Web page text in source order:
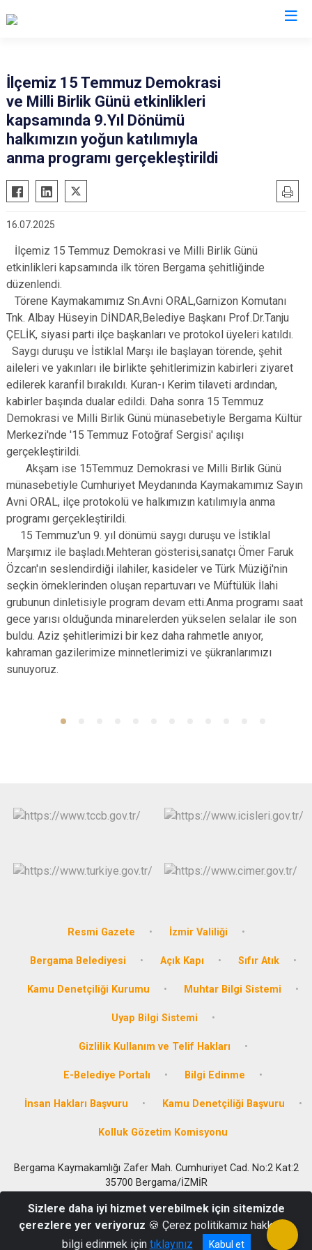
Aliağa
Balçova
Bayındır
Beydağ
Bornova
Çeşme
Çiğli
Dikili
Foça
Gaziemir
Güzelbahçe
Kiraz
Menderes
Ödemiş
Urla
Karabağlar
İlçemiz 15 Temmuz Demokrasi
ve Milli Birlik Günü etkinlikleri
kapsamında 9.Yıl Dönümü
halkımızın yoğun katılımıyla
anma programı gerçekleştirildi
16.07.2025
İlçemiz 15 Temmuz Demokrasi ve Milli Birlik Günü
etkinlikleri kapsamında ilk tören Bergama şehitliğinde
düzenlendi.
Törene Kaymakamımız Sn.Avni ORAL,Garnizon Komutanı
Tnk. Albay Hüseyin DİNDAR,Belediye Başkanı Prof.Dr.Tanju
ÇELİK, siyasi parti ilçe başkanları ve protokol üyeleri katıldı.
Saygı duruşu ve İstiklal Marşı ile başlayan törende, şehit
aileleri ve yakınları ile birlikte şehitlerimizin kabirleri ziyaret
edilerek karanfil bırakıldı. Kuran-ı Kerim tilaveti ardından,
kabirler başında dualar edildi. Daha sonra 15 Temmuz
Demokrasi ve Milli Birlik Günü münasebetiyle Bergama Kültür
Merkezi'nde '15 Temmuz Fotoğraf Sergisi' açılışı
gerçekleştirildi.
Akşam ise 15Temmuz Demokrasi ve Milli Birlik Günü
münasebetiyle Cumhuriyet Meydanında Kaymakamımız Sayın
Avni ORAL, ilçe protokolü ve halkımızın katılımıyla anma
programı gerçekleştirildi.
15 Temmuz'un 9. yıl dönümü saygı duruşu ve İstiklal
Marşımız ile başladı.Mehteran gösterisi,sanatçı Ömer Faruk
Özcan'ın seslendirdiği ilahiler, kasideler ve Türk Müziği'nin
seçkin örneklerinden oluşan repartuvarı ve Müftülük İlahi
grubunun dinletisiyle program devam etti.Anma programı saat
gece yarısı olduğunda minarelerden yükselen selalar ile son
buldu. Aziz şehitlerimizi bir kez daha rahmetle anıyor,
kahraman gazilerimize minnetlerimizi ve şükranlarımızı
sunuyoruz.
Resmi Gazete İzmir Valiliği
Bergama Belediyesi Açık Kapı Sıfır Atık
Kamu Denetçiliği Kurumu Muhtar Bilgi Sistemi
Uyap Bilgi Sistemi
Gizlilik Kullanım ve Telif Hakları
E-Belediye Portalı Bilgi Edinme
İnsan Hakları Başvuru Kamu Denetçiliği Başvuru
Kolluk Gözetim Komisyonu
Bergama Kaymakamlığı Zafer Mah. Cumhuriyet Cad. No:2 Kat:2
35700 Bergama/İZMİR
SOSYAL YARDIMLAŞMA VE DAYANIŞMA VAKFI : 0232 633 62 22 --
----- Santral: 0232 631 50 57- Özel Kalem : 0232 631 28 17 Faks :
0232 632 01 05
Sizlere daha iyi hizmet verebilmek için sitemizde
çerezlere yer veriyoruz 🍪 Çerez politikamız hakkında
bilgi edinmek için tıklayınız Kabul et